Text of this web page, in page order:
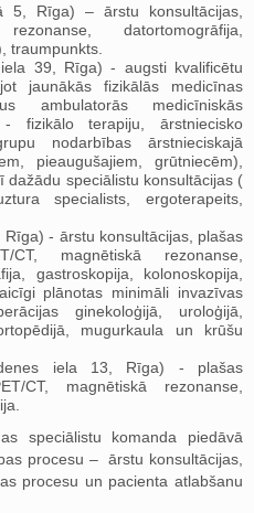
5, Rīga) – ārstu konsultācijas,
datortomogrāfija,
traumpunkts.
39, Rīga) - augsti kvalificētu
jaunākās fizikālās medicīnas
ambulatorās medicīniskās
- fizikālo terapiju, ārstniecisko
nodarbības ārstnieciskajā
pieaugušajiem, grūtniecēm),
speciālistu konsultācijas (
specialists, ergoterapeits,
Rīga) - ārstu konsultācijas, plašas
CT, magnētiskā rezonanse,
gastroskopija, kolonoskopija,
plānotas minimāli invazīvas
ginekoloģijā, uroloģijā,
mugurkaula un krūšu
iela 13, Rīga) - plašas
CT, magnētiskā rezonanse,
speciālistu komanda piedāvā
procesu – ārstu konsultācijas,
procesu un pacienta atlabšanu